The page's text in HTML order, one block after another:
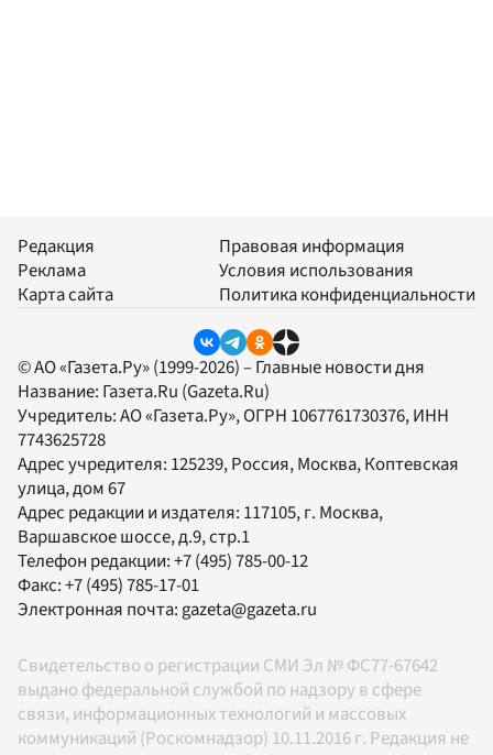
Редакция
Реклама
Карта сайта
Правовая информация
Условия использования
Политика конфиденциальности
© АО «Газета.Ру» (1999-2026) – Главные новости дня
Название: Газета.Ru (Gazeta.Ru)
Учредитель:АО «Газета.Ру», ОГРН 1067761730376, ИНН
7743625728
Адрес учредителя: 125239, Россия, Москва, Коптевская
улица, дом 67
Адрес редакции и издателя: 117105, г. Москва,
Варшавское шоссе, д.9, стр.1
Телефон редакции:+7 (495) 785-00-12
Факс:+7 (495) 785-17-01
Электронная почта:gazeta@gazeta.ru
Свидетельство о регистрации СМИ Эл № ФС77-67642
выдано федеральной службой по надзору в сфере
связи, информационных технологий и массовых
коммуникаций (Роскомнадзор) 10.11.2016 г. Редакция не